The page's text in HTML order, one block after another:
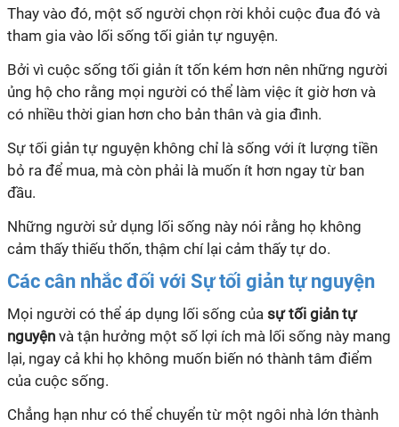
Thay vào đó, một số người chọn rời khỏi cuộc đua đó và
tham gia vào lối sống tối giản tự nguyện.
Bởi vì cuộc sống tối giản ít tốn kém hơn nên những người
ủng hộ cho rằng mọi người có thể làm việc ít giờ hơn và
có nhiều thời gian hơn cho bản thân và gia đình.
Sự tối giản tự nguyện không chỉ là sống với ít lượng tiền
bỏ ra để mua, mà còn phải là muốn ít hơn ngay từ ban
đầu.
Những người sử dụng lối sống này nói rằng họ không
cảm thấy thiếu thốn, thậm chí lại cảm thấy tự do.
Các cân nhắc đối với Sự tối giản tự nguyện
Mọi người có thể áp dụng lối sống của sự tối giản tự
nguyện và tận hưởng một số lợi ích mà lối sống này mang
lại, ngay cả khi họ không muốn biến nó thành tâm điểm
của cuộc sống.
Chẳng hạn như có thể chuyển từ một ngôi nhà lớn thành